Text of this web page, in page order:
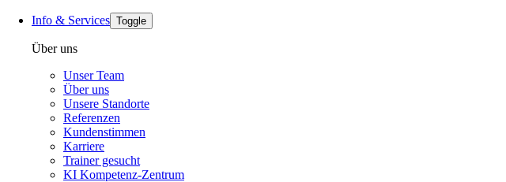
Info & Services Toggle
Über uns
Unser Team
Über uns
Unsere Standorte
Referenzen
Kundenstimmen
Karriere
Trainer gesucht
KI Kompetenz-Zentrum